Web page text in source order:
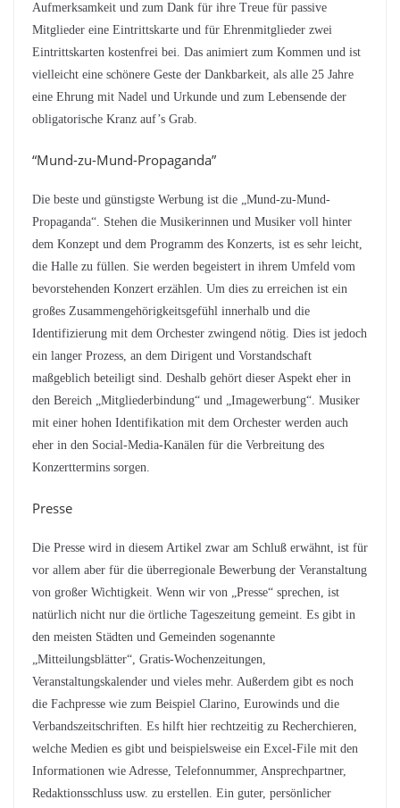
Aufmerksamkeit und zum Dank für ihre Treue für passive
Mitglieder eine Eintrittskarte und für Ehrenmitglieder zwei
Eintrittskarten kostenfrei bei. Das animiert zum Kommen und ist
vielleicht eine schönere Geste der Dankbarkeit, als alle 25 Jahre
eine Ehrung mit Nadel und Urkunde und zum Lebensende der
obligatorische Kranz auf’s Grab.
“Mund-zu-Mund-Propaganda”
Die beste und günstigste Werbung ist die „Mund-zu-Mund-
Propaganda“. Stehen die Musikerinnen und Musiker voll hinter
dem Konzept und dem Programm des Konzerts, ist es sehr leicht,
die Halle zu füllen. Sie werden begeistert in ihrem Umfeld vom
bevorstehenden Konzert erzählen. Um dies zu erreichen ist ein
großes Zusammengehörigkeitsgefühl innerhalb und die
Identifizierung mit dem Orchester zwingend nötig. Dies ist jedoch
ein langer Prozess, an dem Dirigent und Vorstandschaft
maßgeblich beteiligt sind. Deshalb gehört dieser Aspekt eher in
den Bereich „Mitgliederbindung“ und „Imagewerbung“. Musiker
mit einer hohen Identifikation mit dem Orchester werden auch
eher in den Social-Media-Kanälen für die Verbreitung des
Konzerttermins sorgen.
Presse
Die Presse wird in diesem Artikel zwar am Schluß erwähnt, ist für
vor allem aber für die überregionale Bewerbung der Veranstaltung
von großer Wichtigkeit. Wenn wir von „Presse“ sprechen, ist
natürlich nicht nur die örtliche Tageszeitung gemeint. Es gibt in
den meisten Städten und Gemeinden sogenannte
„Mitteilungsblätter“, Gratis-Wochenzeitungen,
Veranstaltungskalender und vieles mehr. Außerdem gibt es noch
die Fachpresse wie zum Beispiel Clarino, Eurowinds und die
Verbandszeitschriften. Es hilft hier rechtzeitig zu Recherchieren,
welche Medien es gibt und beispielsweise ein Excel-File mit den
Informationen wie Adresse, Telefonnummer, Ansprechpartner,
Redaktionsschluss usw. zu erstellen. Ein guter, persönlicher